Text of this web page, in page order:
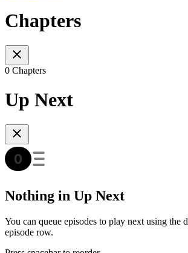
Chapters
0 Chapters
Up Next
Nothing in Up Next
You can queue episodes to play next using the
episode row.